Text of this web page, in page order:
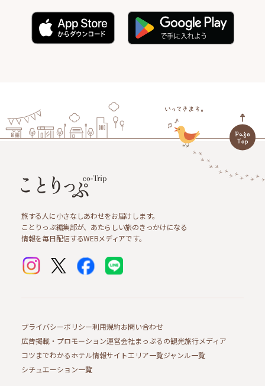
旅する人に小さなしあわせをお届けします。
ことりっぷ編集部が、あたらしい旅のきっかけになる
情報を毎日配信するWEBメディアです。
プライバシーポリシー利用規約お問い合わせ
広告掲載・プロモーション運営会社まっぷるの観光旅行メディア
コツまでわかるホテル情報サイトエリア一覧ジャンル一覧
シチュエーション一覧